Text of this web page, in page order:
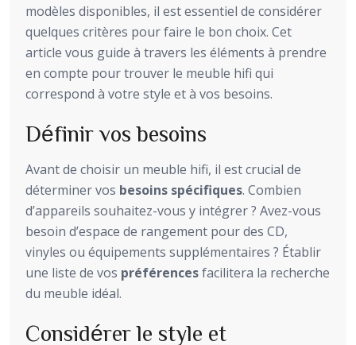
modèles disponibles, il est essentiel de considérer
quelques critères pour faire le bon choix. Cet
article vous guide à travers les éléments à prendre
en compte pour trouver le meuble hifi qui
correspond à votre style et à vos besoins.
Définir vos besoins
Avant de choisir un meuble hifi, il est crucial de
déterminer vos besoins spécifiques. Combien
d’appareils souhaitez-vous y intégrer ? Avez-vous
besoin d’espace de rangement pour des CD,
vinyles ou équipements supplémentaires ? Établir
une liste de vos préférencesfacilitera la recherche
du meuble idéal.
Considérer le style et